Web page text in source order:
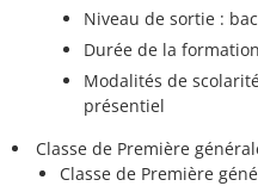
Niveau de sortie :
Durée de la
Modalités de
présentiel
Classe de Première
Classe de Première